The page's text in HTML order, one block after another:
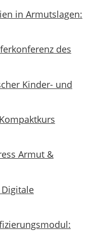
in Armutslagen:
des
Kinder- und
Armut &